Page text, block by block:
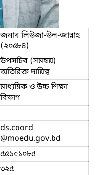
জনাব লিউজা-উল-জান্নাহ
(২০৫৮৪)
উপসচিব (সমন্বয়)
অতিরিক্ত দায়িত্ব
মাধ্যমিক ও উচ্চ শিক্ষা
বিভাগ
ds.coord
@moedu.gov.bd
৫৫১০১০৮৫
৩২৫